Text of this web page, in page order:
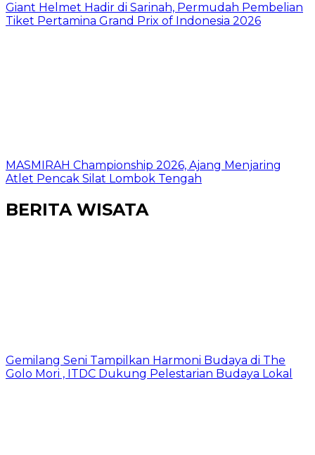
Giant Helmet Hadir di Sarinah, Permudah Pembelian
Tiket Pertamina Grand Prix of Indonesia 2026
MASMIRAH Championship 2026, Ajang Menjaring
Atlet Pencak Silat Lombok Tengah
BERITA WISATA
Gemilang Seni Tampilkan Harmoni Budaya di The
Golo Mori , ITDC Dukung Pelestarian Budaya Lokal